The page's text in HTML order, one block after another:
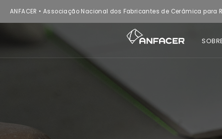
ANFACER • Associação Nacional dos Fabricantes de Cerâmica